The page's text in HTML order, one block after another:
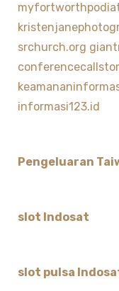
srchurch.org
informasi123.id
Pengeluaran
slot Indosat
slot pulsa